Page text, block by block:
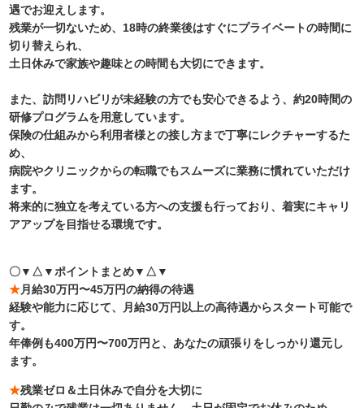
遇でお迎えします。
残業が一切ないため、18時の終業後はすぐにプライベートの時間に
切り替えられ、
土日休みで家族や趣味との時間も大切にできます。
また、訪問リハビリが未経験の方でも安心できるよう、約20時間の
研修プログラムを用意しています。
保険の仕組みから利用者様との接し方まで丁寧にレクチャーするた
め、
病院やクリニックからの転職でもスムーズに業務に慣れていただけ
ます。
将来的に独立を考えている方への支援も行っており、着実にキャリ
アアップを目指せる環境です。
〇▼△▼ポイントまとめ▼△▼
★月給30万円〜45万円の納得の待遇
経験や能力に応じて、月給30万円以上の高待遇からスタート可能で
す。
年俸例も400万円〜700万円と、あなたの頑張りをしっかり還元し
ます。
★残業ゼロ＆土日休みで自分を大切に